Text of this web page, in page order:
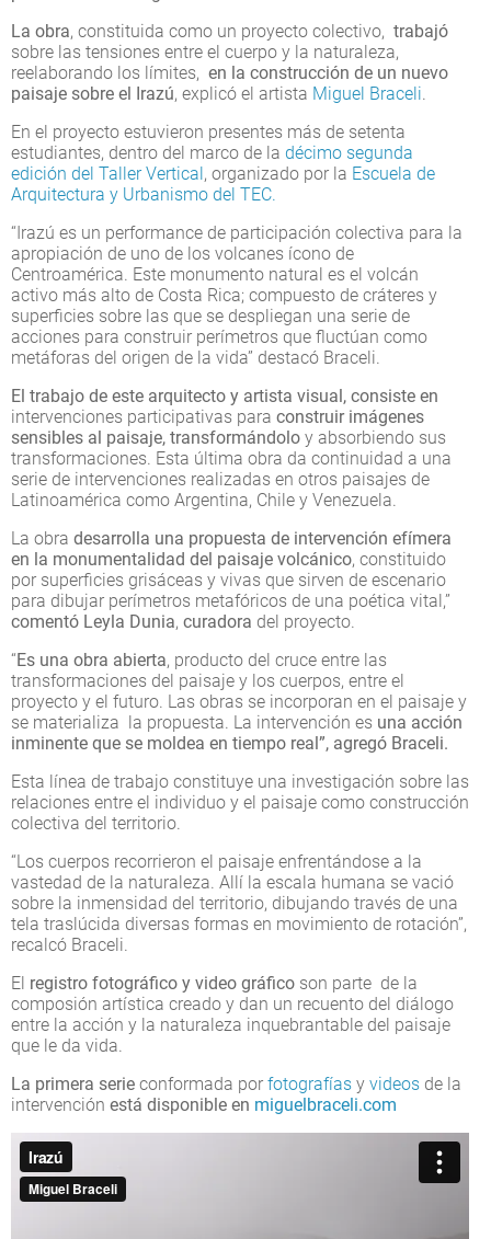
La obra, constituida como un proyecto colectivo, trabajó
sobre las tensiones entre el cuerpo y la naturaleza,
reelaborando los límites, en la construcción de un nuevo
paisaje sobre el Irazú, explicó el artista Miguel Braceli.
En el proyecto estuvieron presentes más de setenta
estudiantes, dentro del marco de la décimo segunda
edición del Taller Vertical, organizado por la Escuela de
Arquitectura y Urbanismo del TEC.
“Irazú es un performance de participación colectiva para la
apropiación de uno de los volcanes ícono de
Centroamérica. Este monumento natural es el volcán
activo más alto de Costa Rica; compuesto de cráteres y
superficies sobre las que se despliegan una serie de
acciones para construir perímetros que fluctúan como
metáforas del origen de la vida” destacó Braceli.
El trabajo de este arquitecto y artista visual, consiste en
intervenciones participativas para construir imágenes
sensibles al paisaje, transformándolo y absorbiendo sus
transformaciones. Esta última obra da continuidad a una
serie de intervenciones realizadas en otros paisajes de
Latinoamérica como Argentina, Chile y Venezuela.
La obra desarrolla una propuesta de intervención efímera
en la monumentalidad del paisaje volcánico, constituido
por superficies grisáceas y vivas que sirven de escenario
para dibujar perímetros metafóricos de una poética vital,”
comentó Leyla Dunia, curadora del proyecto.
“Es una obra abierta, producto del cruce entre las
transformaciones del paisaje y los cuerpos, entre el
proyecto y el futuro. Las obras se incorporan en el paisaje y
se materializa la propuesta. La intervención es una acción
inminente que se moldea en tiempo real”, agregó Braceli.
Esta línea de trabajo constituye una investigación sobre las
relaciones entre el individuo y el paisaje como construcción
colectiva del territorio.
“Los cuerpos recorrieron el paisaje enfrentándose a la
vastedad de la naturaleza. Allí la escala humana se vació
sobre la inmensidad del territorio, dibujando través de una
tela traslúcida diversas formas en movimiento de rotación”,
recalcó Braceli.
El registro fotográfico y video gráfico son parte de la
composión artística creado y dan un recuento del diálogo
entre la acción y la naturaleza inquebrantable del paisaje
que le da vida.
La primera serie conformada por fotografías y videos de la
intervención está disponible en miguelbraceli.com